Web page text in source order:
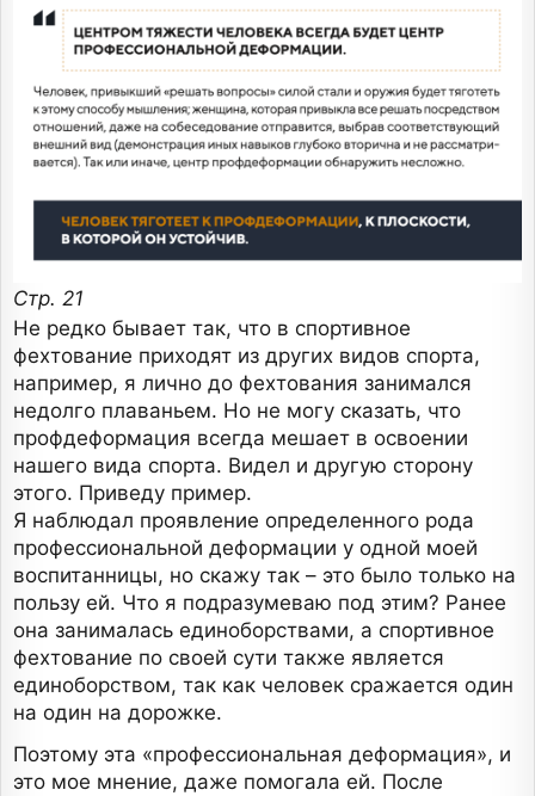
Стр. 21
Не редко бывает так, что в спортивное
фехтование приходят из других видов спорта,
например, я лично до фехтования занимался
недолго плаваньем. Но не могу сказать, что
профдеформация всегда мешает в освоении
нашего вида спорта. Видел и другую сторону
этого. Приведу пример.
Я наблюдал проявление определенного рода
профессиональной деформации у одной моей
воспитанницы, но скажу так – это было только на
пользу ей. Что я подразумеваю под этим? Ранее
она занималась единоборствами, а спортивное
фехтование по своей сути также является
единоборством, так как человек сражается один
на один на дорожке.
Поэтому эта «профессиональная деформация», и
это мое мнение, даже помогала ей. После